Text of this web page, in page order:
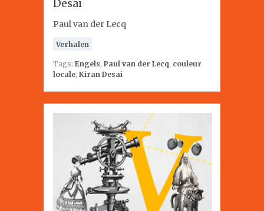
Desai
Paul van der Lecq
Verhalen
Tags: Engels, Paul van der Lecq, couleur
locale, Kiran Desai